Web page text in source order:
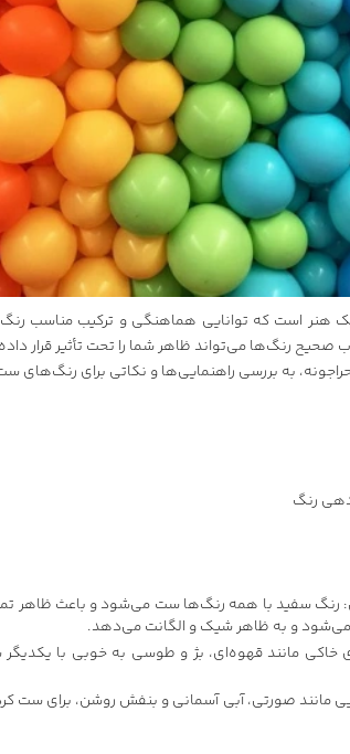
است که توانایی هماهنگی و ترکیب مناسب
رنگ‌ها می‌تواند ظاهر شما را تحت تأثیر قرار
، به بررسی راهنمایی‌ها و نکاتی برای رنگ‌های
رنگ
: رنگ سفید با همه رنگ‌ها ست می‌شود و باعث ظاهر
می‌شود و به ظاهر شیک و الگانت می‌دهد.
خاکی مانندقهوه‌ای، بژ و طوسی به خوبی با
مانند صورتی،آبی آسمانیو بنفش روشن، برای ست